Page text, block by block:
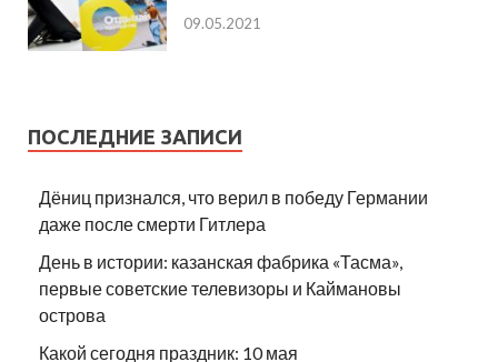
09.05.2021
ПОСЛЕДНИЕ ЗАПИСИ
Дёниц признался, что верил в победу Германии
даже после смерти Гитлера
День в истории: казанская фабрика «Тасма»,
первые советские телевизоры и Каймановы
острова
Какой сегодня праздник: 10 мая